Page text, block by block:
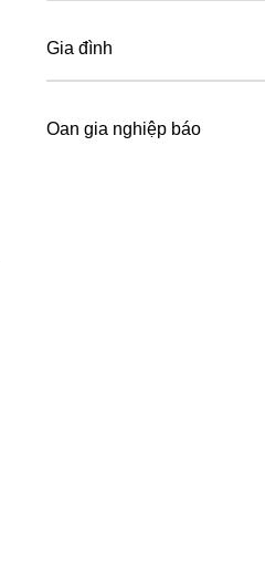
Gia đình
Oan gia nghiệp báo